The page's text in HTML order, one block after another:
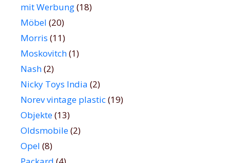
mit Werbung(18)
Möbel (20)
Morris (11)
Moskovitch(1)
Nash(2)
Nicky Toys India (2)
Norev vintage plastic(19)
Objekte(13)
Oldsmobile(2)
Opel (8)